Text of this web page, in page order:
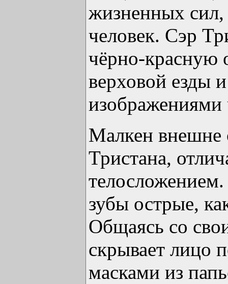
жизненных сил,
человек. Сэр
чёрно-красную
верховой
Малкен внешне
Тристана,
зубы острые,
Общаясь со
скрывает лицо
масками из